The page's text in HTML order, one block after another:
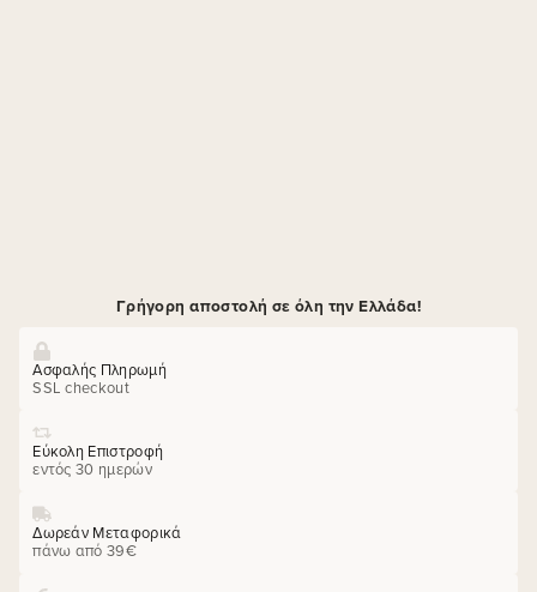
Γρήγορη αποστολή σε όλη την Ελλάδα!
Ασφαλής Πληρωμή
SSL checkout
Εύκολη Επιστροφή
εντός 30 ημερών
Δωρεάν Μεταφορικά
πάνω από 39€